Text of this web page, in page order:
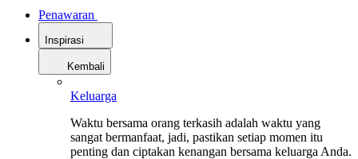
Penawaran
Inspirasi
Kembali
Keluarga
Waktu bersama orang terkasih adalah waktu yang
sangat bermanfaat, jadi, pastikan setiap momen itu
penting dan ciptakan kenangan bersama keluarga Anda.